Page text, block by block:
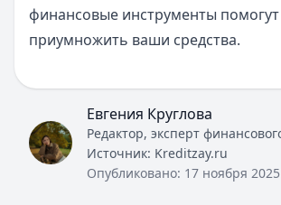
финансовые инструменты
приумножить ваши средства.
Евгения Круглова
Редактор, эксперт
Источник: Kreditzay.ru
Опубликовано: 17 ноября 2025